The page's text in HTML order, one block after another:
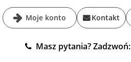
Moje konto Kontakt
Masz pytania? Zadzwoń: